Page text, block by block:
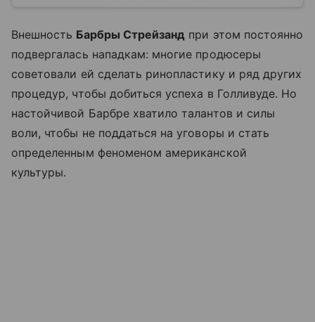
Внешность Барбры Стрейзанд при этом постоянно
подвергалась нападкам: многие продюсеры
советовали ей сделать ринопластику и ряд других
процедур, чтобы добиться успеха в Голливуде. Но
настойчивой Барбре хватило талантов и силы
воли, чтобы не поддаться на уговоры и стать
определенным феноменом американской
культуры.